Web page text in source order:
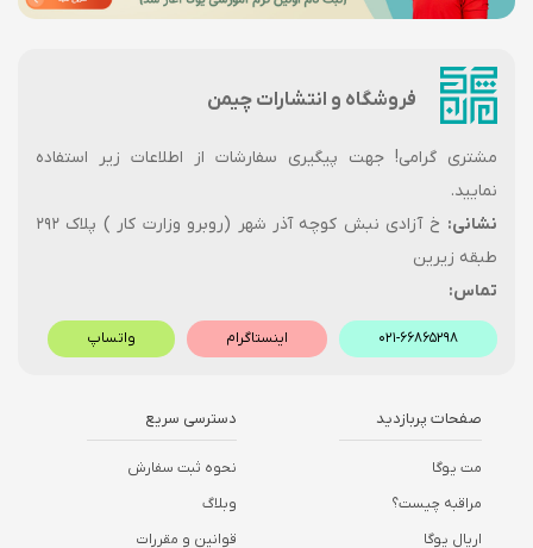
فروشگاه و انتشارات چیمن
مشتری گرامی! جهت پیگیری سفارشات از اطلاعات زیر استفاده
نمایید.
نشانی:
خ آزادی نبش کوچه آذر شهر (روبرو وزارت کار ) پلاک ۲۹۲
طبقه زیرین
تماس:
۰۲۱-۶۶۸۶۵۲۹۸ اینستاگرام واتساپ
صفحات پربازدید
مت یوگا
مراقبه چیست؟
اریال یوگا
دسترسی سریع
نحوه ثبت سفارش
وبلاگ
قوانین و مقررات